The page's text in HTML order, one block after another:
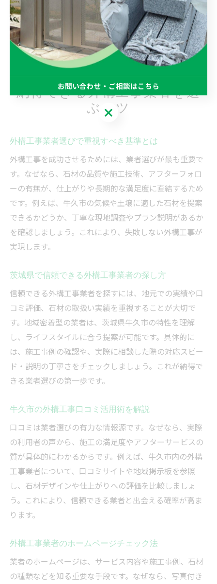
ス性、4.施工業者の提案力、5.実際の施工例の確認、を
押さえましょう。これらのポイントを順に確認すること
で、ご自身の理想に合った石材外構が実現できます。
納得できる外構工事業者を選
ぶコツ
外構工事業者選びで重視すべき基準とは
外構工事を成功させるためには、業者選びが最も重要で
す。なぜなら、石材の品質や施工技術、アフターフォロ
ーの有無が、仕上がりや長期的な満足度に直結するため
です。例えば、牛久市の気候や土壌に適した石材を提案
できるかどうか、丁寧な現地調査やプラン説明があるか
を確認しましょう。これにより、失敗しない外構工事が
実現します。
茨城県で信頼できる外構工事業者の探し方
信頼できる外構工事業者を探すには、地元での実績や口
コミ評価、石材の取扱い実績を重視することが大切で
す。地域密着型の業者は、茨城県牛久市の特性を理解
し、ライフスタイルに合う提案が可能です。具体的に
は、施工事例の確認や、実際に相談した際の対応スピー
ド・説明の丁寧さをチェックしましょう。これが納得で
きる業者選びの第一歩です。
牛久市の外構工事口コミ活用術を解説
口コミは業者選びの有力な情報源です。なぜなら、実際
の利用者の声から、施工の満足度やアフターサービスの
質が具体的にわかるからです。例えば、牛久市内の外構
工事業者について、口コミサイトや地域掲示板を参照
し、石材デザインや仕上がりへの評価を比較しましょ
う。これにより、信頼できる業者と出会える確率が高ま
ります。
外構工事業者のホームページチェック法
業者のホームページは、サービス内容や施工事例、石材
の種類などを知る重要な手段です。なぜなら、写真付き
お問い合わせ・ご相談はこちら
お問い合わせ・ご相談はこちら